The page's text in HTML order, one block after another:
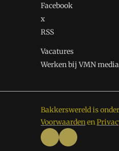
Facebook
x
RSS
Vacatures
Werken bij VMN media
Bakkerswereld is
Voorwaarden en